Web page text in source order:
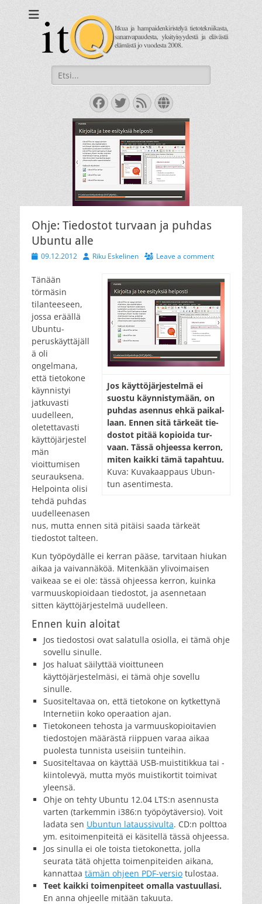
Itkua ja hammastenkiristelyä jo vuodesta 2008.
Search
for:
Facebook
Twitter
FeedWebsite
Ohje: Tiedostot turvaan ja puhdas
Ubuntu alle
Posted
09.12.2012 AuthorRiku Eskelinen Leave a comment
Jos käyt­tö­jär­jes­tel­mä ei
suos­tu käyn­nis­ty­mään, on
puh­das asen­nus eh­kä pai­kal­
laan. En­nen si­tä tär­keät tie­
dos­tot pi­tää ko­pi­oi­da tur­
vaan. Täs­sä oh­jees­sa ker­ron,
mi­ten kaik­ki tä­mä ta­pah­tuu.
Ku­va: Ku­va­kaap­paus Ubun­
tun asen­ti­mes­ta.
Tänään
törmäsin
tilanteeseen,
jossa eräällä
Ubuntu-
peruskäyttäjäll
ä oli
ongelmana,
että tietokone
käynnistyi
jatkuvasti
uudelleen,
oletettavasti
käyttöjärjestel
män
vioittumisen
seurauksena.
Helpointa olisi
tehdä puhdas
uudelleenasen
nus, mutta ennen sitä pitäisi saada tärkeät
tiedostot talteen.
Kun työpöydälle ei kerran pääse, tarvitaan hiukan
aikaa ja vaivannäköä. Mitenkään ylivoimaisen
vaikeaa se ei ole: tässä ohjeessa kerron, kuinka
varmuuskopioidaan tiedostot, ja asennetaan
sitten käyttöjärjestelmä uudelleen.
Ennen kuin aloitat
Jos tiedostosi ovat salatulla osiolla, ei tämä ohje
sovellu sinulle.
Jos haluat säilyttää vioittuneen
käyttöjärjestelmäsi, ei tämä ohje sovellu
sinulle.
Suositeltavaa on, että tietokone on kytkettynä
Internetiin koko operaation ajan.
Tietokoneen tehosta ja varmuuskopioitavien
tiedostojen määrästä riippuen varaa aikaa
puolesta tunnista useisiin tunteihin.
Suositeltavaa on käyttää USB-muistitikkua tai -
kiintolevyä, mutta myös muistikortit toimivat
yleensä.
Ohje on tehty Ubuntu 12.04 LTS:n asennusta
varten (tarkemmin i386:n työpöytäversio). Voit
ladata sen Ubuntun lataussivulta. CD:n polttoa
ym. esitoimenpiteitä ei käsitellä tässä ohjeessa.
Jos sinulla ei ole toista tietokonetta, jolla
seurata tätä ohjetta toimenpiteiden aikana,
kannattaa tämän ohjeen PDF-versio tulostaa.
Teet kaikki toimenpiteet omalla vastuullasi.
En anna ohjeelle mitään takuuta.